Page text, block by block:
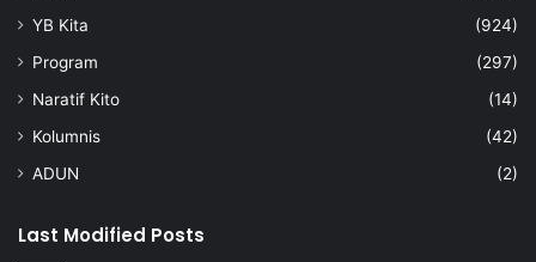
YB Kita
(924)
Program
(297)
Naratif Kito
(14)
Kolumnis
(42)
ADUN
(2)
Last Modified Posts